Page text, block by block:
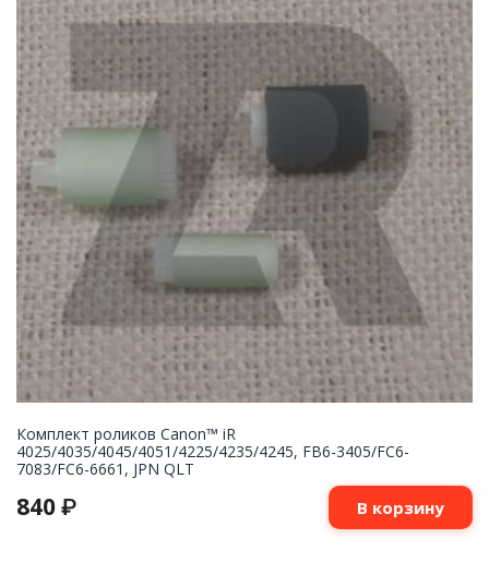
Комплект роликов Canon™ iR
4025/4035/4045/4051/4225/4235/4245, FB6-3405/FC6-
7083/FC6-6661, JPN QLT
840 ₽ В корзину